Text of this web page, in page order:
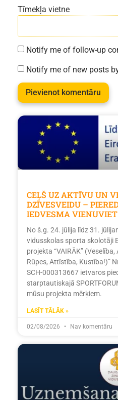
Tīmekļa vietne
Notify me of follow-up
Notify me of new posts
CEĻŠ UZ AKTĪVU UN
DZĪVESVEIDU –
IEDVESMA
No š.g. 24. jūlija līdz 31.
vidusskolas sporta skolotāji
projekta “VAIRĀK”
Rūpes, Attīstība, Kustība!)”
SCH-000313667 ietvaros
starptautiskajā
mūsu projekta mērķiem.
LASĪT TĀLĀK »
02/08/2026 Nav komentāru